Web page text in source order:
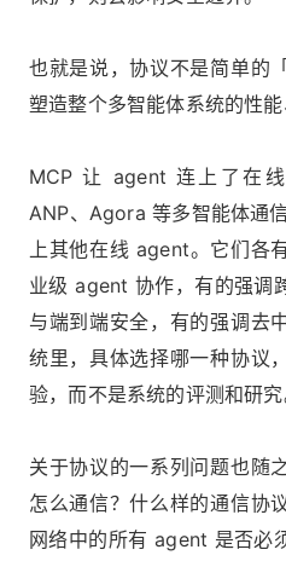
也就是说，协议不是简单的
塑造整个多智能体系统的性能
MCP 让 agent 连上了在
ANP、Agora 等多智能体通
上其他在线 agent。它们各
业级 agent 协作，有的强调
与端到端安全，有的强调去
统里，具体选择哪一种协议
验，而不是系统的评测和研究
关于协议的一系列问题也随
怎么通信？什么样的通信协
网络中的所有 agent 是否必